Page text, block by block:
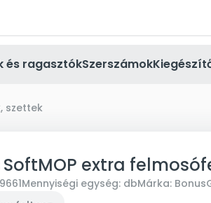
és ragasztókSzerszámok
szettek
extra
9661Mennyiségi egység: dbMárka: Bonus